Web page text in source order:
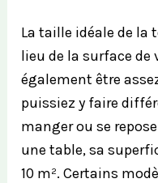
La taille idéale de la
lieu de la surface de
également être
puissiez y faire
manger ou se
une table, sa
10 m². Certains